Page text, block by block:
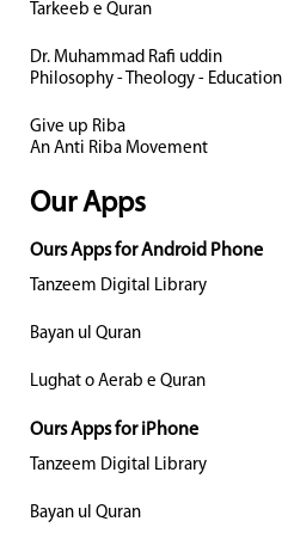
Tarkeeb e Quran
Dr. Muhammad Rafi uddin
Philosophy - Theology - Education
Give up Riba
An Anti Riba Movement
Our Apps
Ours Apps for Android Phone
Tanzeem Digital Library
Bayan ul Quran
Lughat o Aerab e Quran
Ours Apps for iPhone
Tanzeem Digital Library
Bayan ul Quran